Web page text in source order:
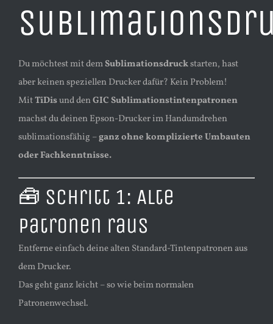
Du möchtest mit demSublimationsdruckstarten, hast
aber keinen speziellen Drucker dafür? Kein Problem!
MitTiDisund denGIC Sublimationstintenpatronen
machst du deinen Epson-Drucker im Handumdrehen
sublimationsfähig –ganz ohne komplizierte Umbauten
oder Fachkenntnisse.
🧰 Schritt 1: Alte
Patronen raus
Entferne einfach deine alten Standard-Tintenpatronen aus
dem Drucker.
Das geht ganz leicht – so wie beim normalen
Patronenwechsel.